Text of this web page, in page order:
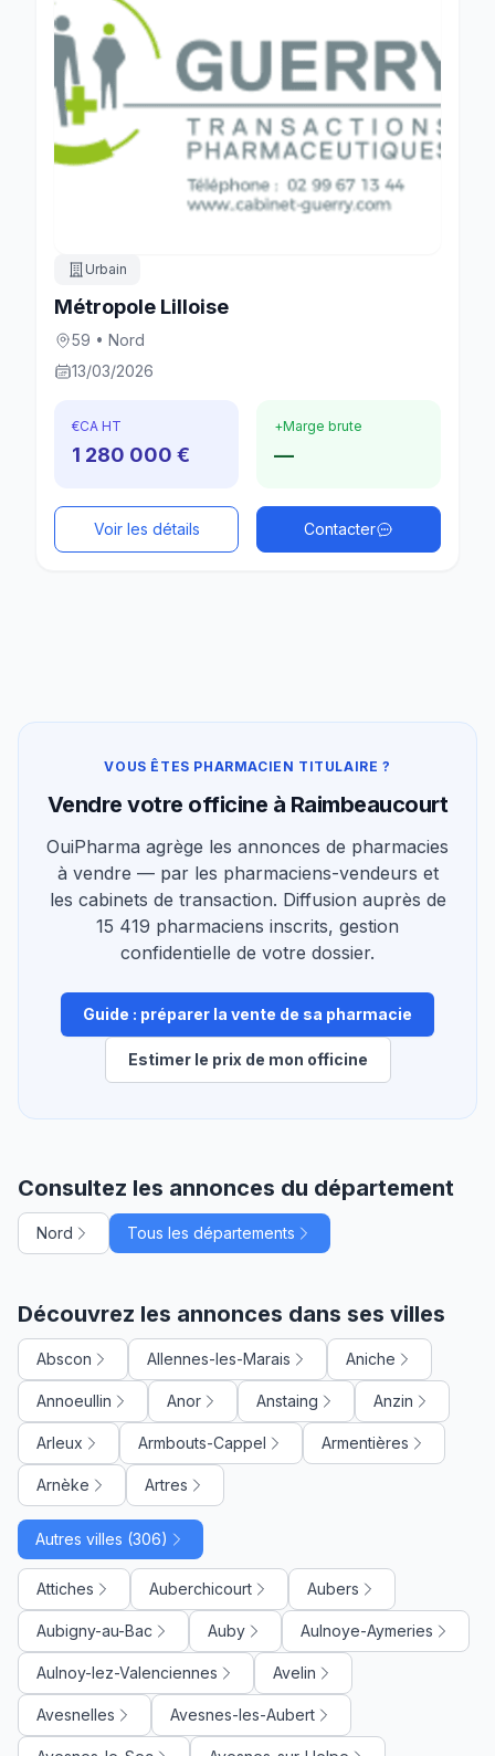
Urbain
Métropole Lilloise
59 • Nord
13/03/2026
€CA HT
1 280 000 €
+Marge brute
—
Voir les détails Contacter
VOUS ÊTES PHARMACIEN TITULAIRE ?
Vendre votre officine à Raimbeaucourt
OuiPharma agrège les annonces de pharmacies
à vendre — par les pharmaciens-vendeurs et
les cabinets de transaction. Diffusion auprès de
15 419 pharmaciens inscrits, gestion
confidentielle de votre dossier.
Guide : préparer la vente de sa pharmacie
Estimer le prix de mon officine
Consultez les annonces du département
Nord Tous les départements
Découvrez les annonces dans ses villes
Abscon Allennes-les-Marais Aniche
Annoeullin Anor Anstaing Anzin
Arleux Armbouts-Cappel Armentières
Arnèke Artres
Autres villes (306)
Attiches Auberchicourt Aubers
Aubigny-au-Bac Auby Aulnoye-Aymeries
Aulnoy-lez-Valenciennes Avelin
Avesnelles Avesnes-les-Aubert